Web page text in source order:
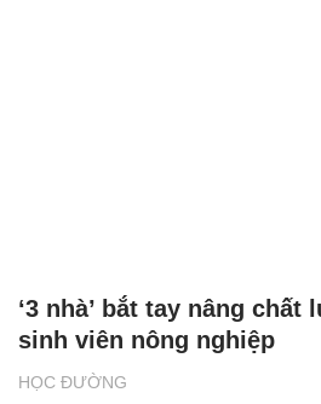
HỌC ĐƯỜNG
‘3 nhà’ bắt tay nâng
sinh viên nông nghiệp